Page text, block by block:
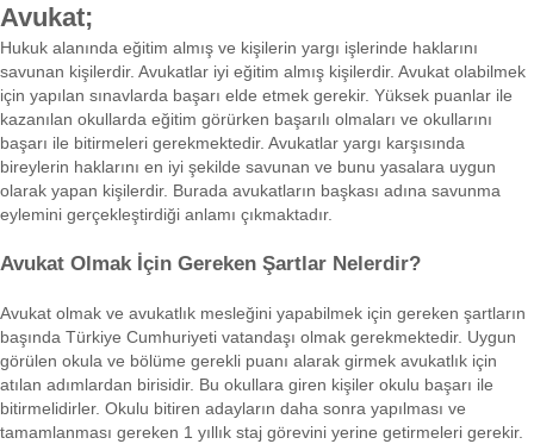
Avukat;
Hukuk alanında eğitim almış ve kişilerin yargı işlerinde haklarını
savunan kişilerdir. Avukatlar iyi eğitim almış kişilerdir. Avukat olabilmek
için yapılan sınavlarda başarı elde etmek gerekir. Yüksek puanlar ile
kazanılan okullarda eğitim görürken başarılı olmaları ve okullarını
başarı ile bitirmeleri gerekmektedir. Avukatlar yargı karşısında
bireylerin haklarını en iyi şekilde savunan ve bunu yasalara uygun
olarak yapan kişilerdir. Burada avukatların başkası adına savunma
eylemini gerçekleştirdiği anlamı çıkmaktadır.
Avukat Olmak İçin Gereken Şartlar Nelerdir?
Avukat olmak ve avukatlık mesleğini yapabilmek için gereken şartların
başında Türkiye Cumhuriyeti vatandaşı olmak gerekmektedir. Uygun
görülen okula ve bölüme gerekli puanı alarak girmek avukatlık için
atılan adımlardan birisidir. Bu okullara giren kişiler okulu başarı ile
bitirmelidirler. Okulu bitiren adayların daha sonra yapılması ve
tamamlanması gereken 1 yıllık staj görevini yerine getirmeleri gerekir.